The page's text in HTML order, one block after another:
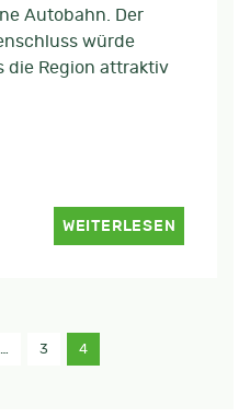
Autobahn. Der
würde
die Region attraktiv
WEITERLESEN
… 3 4